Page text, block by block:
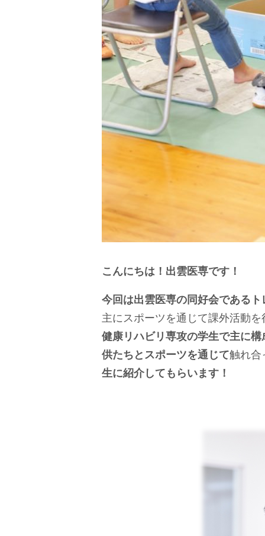
こんにちは！出雲医専です！
今回は出雲医専の同好会である
主にスポーツを通じて課外活動
健康リハビリ専攻の学生で主に構
供たちとスポーツを通じて触れ合
生に紹介してもらいます！